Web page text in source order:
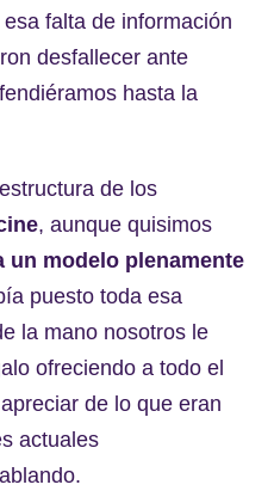
falta de información
desfallecer ante
hasta la
de los
, aunque quisimos
un modelo plenamente
puesto toda esa
la mano nosotros le
ofreciendo a todo el
de lo que eran
actuales